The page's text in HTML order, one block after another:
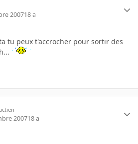
200718 a
tu peux t'accrocher pour sortir des
200718 a